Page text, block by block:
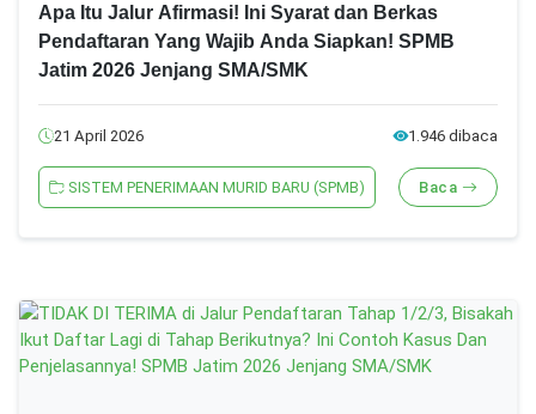
Apa Itu Jalur Afirmasi! Ini Syarat dan Berkas
Pendaftaran Yang Wajib Anda Siapkan! SPMB
Jatim 2026 Jenjang SMA/SMK
21 April 2026 1.946 dibaca
SISTEM PENERIMAAN MURID BARU (SPMB) Baca